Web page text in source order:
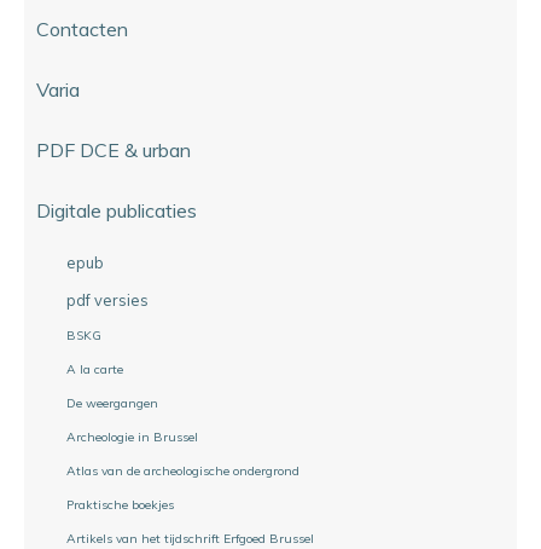
Contacten
Varia
PDF DCE & urban
Digitale publicaties
epub
pdf versies
BSKG
A la carte
De weergangen
Archeologie in Brussel
Atlas van de archeologische ondergrond
Praktische boekjes
Artikels van het tijdschrift Erfgoed Brussel